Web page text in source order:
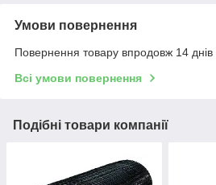
Умови повернення
Повернення товару впродовж 14 днів
Всі умови повернення
Подібні товари компанії